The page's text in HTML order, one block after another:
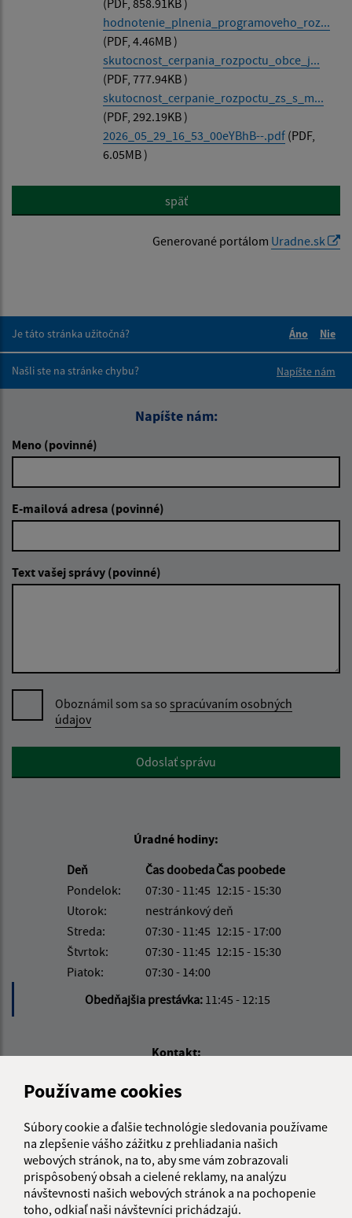
Používame cookies
Súbory cookie a ďalšie technológie sledovania používame
na zlepšenie vášho zážitku z prehliadania našich
webových stránok, na to, aby sme vám zobrazovali
prispôsobený obsah a cielené reklamy, na analýzu
návštevnosti našich webových stránok a na pochopenie
toho, odkiaľ naši návštevníci prichádzajú.
(PDF, 858.91KB )
hodnotenie_plnenia_programoveho_roz...
(PDF, 4.46MB )
skutocnost_cerpania_rozpoctu_obce_j...
(PDF, 777.94KB )
skutocnost_cerpanie_rozpoctu_zs_s_m...
(PDF, 292.19KB )
2026_05_29_16_53_00eYBhB--.pdf (PDF,
6.05MB )
späť
Generované portálom Uradne.sk
Je táto stránka užitočná?
Áno
Nie
Našli ste na stránke chybu?
Napíšte nám
Napíšte nám:
Meno (povinné)
E-mailová adresa (povinné)
Text vašej správy (povinné)
Oboznámil som sa so spracúvaním osobných
údajov
Google reCaptcha ResponseOdoslať správu
Úradné hodiny:
Deň
Čas doobedaČas poobede
Pondelok:
07:30 - 11:45 12:15 - 15:30
Utorok:
nestránkový deň
Streda:
07:30 - 11:45 12:15 - 17:00
Štvrtok:
07:30 - 11:45 12:15 - 15:30
Piatok:
07:30 - 14:00
Obedňajšia prestávka: 11:45 - 12:15
Kontakt:
Obecný úrad Jakubany
Jakubany 555
065 12 Jakubany
jakubany@jakubany.sk
+421 524 283 651
IČO: 00329924